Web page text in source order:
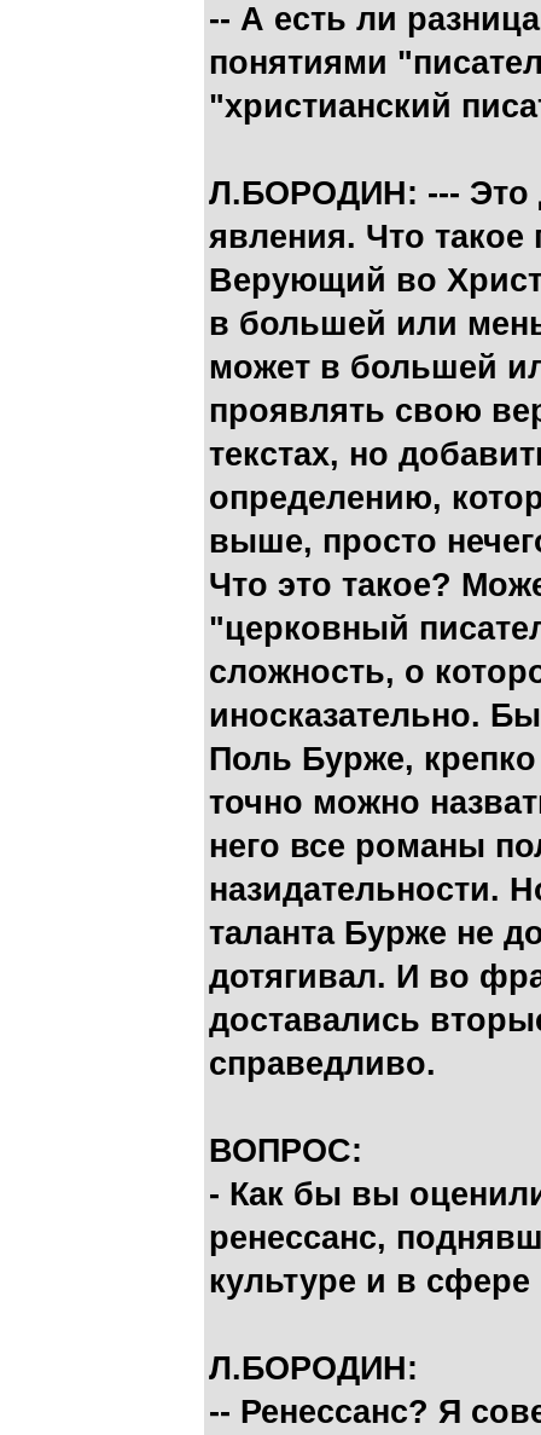
-- А есть ли
понятиями
"христианский
Л.БОРОДИН: --- Это
явления. Что такое
Верующий во
в большей или
может в большей
проявлять свою
текстах, но
определению,
выше, просто
Что это такое?
"церковный
сложность, о
иносказательно.
Поль Бурже,
точно можно
него все романы
назидательности.
таланта Бурже не
дотягивал. И во
доставались
справедливо.
ВОПРОС:
- Как бы вы
ренессанс,
культуре и в
Л.БОРОДИН:
-- Ренессанс? Я